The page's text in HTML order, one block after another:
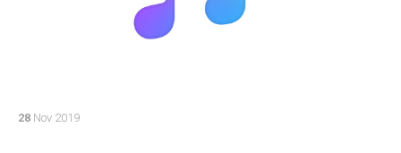
28 Nov 2019